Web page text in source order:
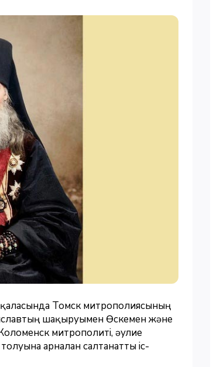
Томск митрополиясының
шақыруымен Өскемен және
митрополиті, әулие
арналған салтанатты іс-